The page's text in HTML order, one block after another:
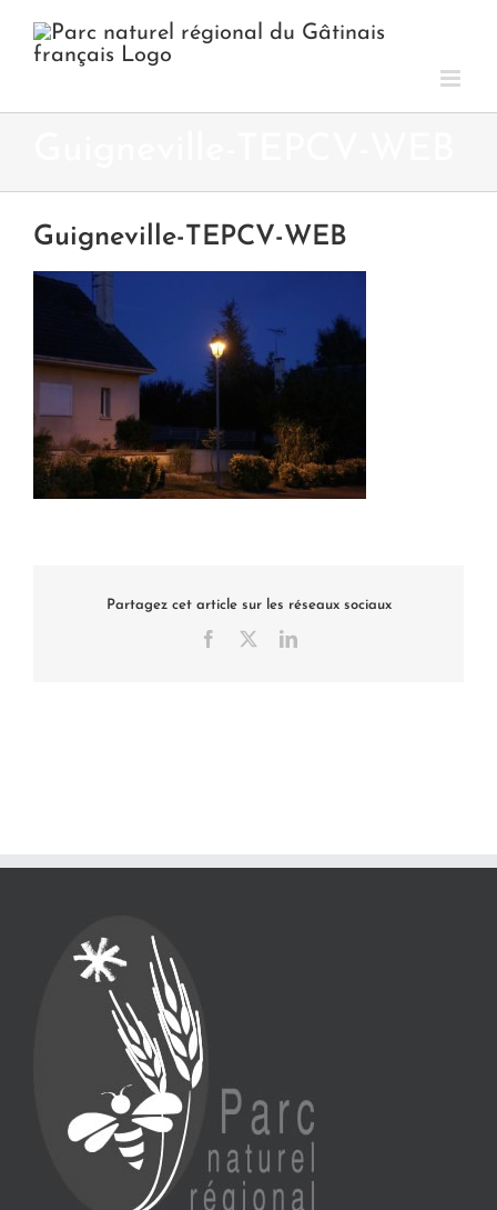
contenu
Guigneville-TEPCV-WEB
Partagez cet article sur les réseaux sociaux
Facebook LinkedIn